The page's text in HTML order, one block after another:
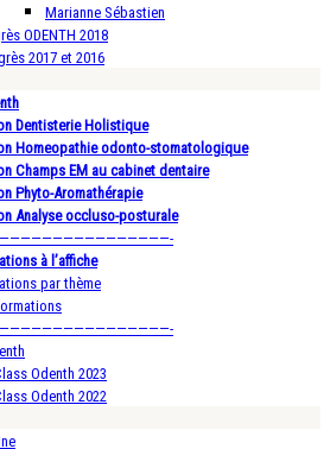
Marianne Sébastien
ODENTH 2018
2017 et 2016
Dentisterie Holistique
Homeopathie odonto-stomatologique
Champs EM au cabinet dentaire
Phyto-Aromathérapie
Analyse occluso-posturale
à l’affiche
par thème
Odenth 2023
Odenth 2022